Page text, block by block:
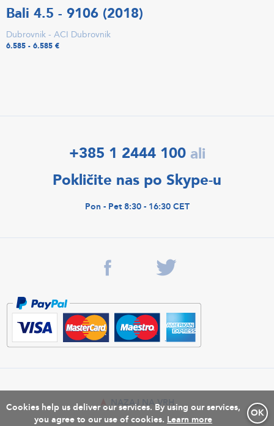
Cookies help us deliver our services. By using our services,
you agree to our use of cookies.
OK
Learn more
Bali 4.5 - 9106 (2018)
Dubrovnik - ACI Dubrovnik
6.585 - 6.585 €
+385 1 2444 100 ali
Pokličite nas po Skype-u
Pon - Pet 8:30 - 16:30 CET
NAZAJ NA VRH